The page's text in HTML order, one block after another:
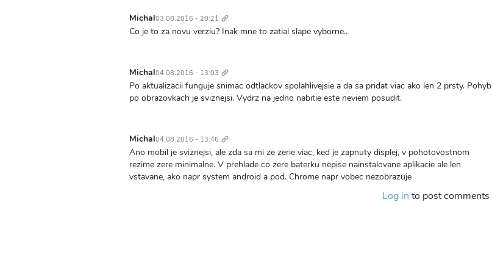
Michal03.08.2016 - 20:21 odkaz
Co je to za novu verziu? Inak mne to zatial slape vyborne..
Michal04.08.2016 - 13:03 odkaz
Po aktualizacii funguje snimac odtlackov spolahlivejsie a da sa pridat viac ako len 2 prsty. Pohyb
po obrazovkach je sviznejsi. Vydrz na jedno nabitie este neviem posudit.
Michal04.08.2016 - 13:46 odkaz
Ano mobil je sviznejsi, ale zda sa mi ze zerie viac, ked je zapnuty displej, v pohotovostnom
rezime zere minimalne. V prehlade co zere baterku nepise nainstalovane aplikacie ale len
vstavane, ako napr system android a pod. Chrome napr vobec nezobrazuje
Log in to post comments